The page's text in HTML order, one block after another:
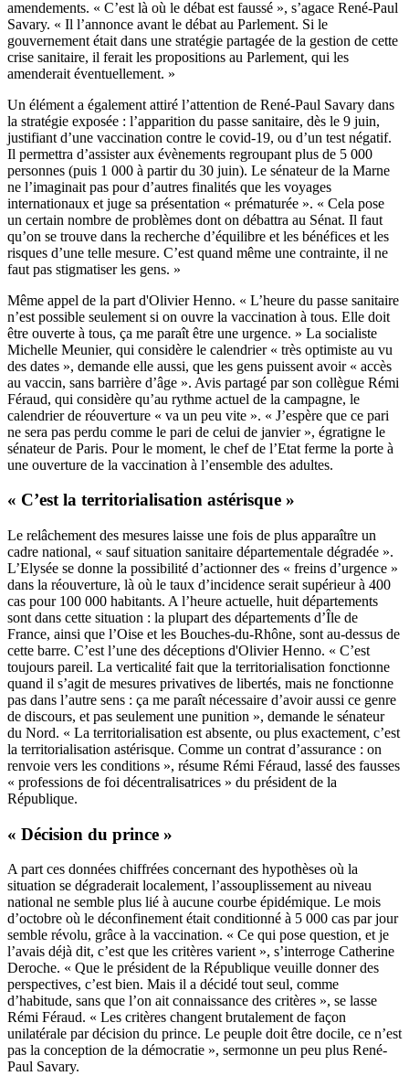
amendements. « C’est là où le débat est faussé », s’agace René-Paul
Savary. « Il l’annonce avant le débat au Parlement. Si le
gouvernement était dans une stratégie partagée de la gestion de cette
crise sanitaire, il ferait les propositions au Parlement, qui les
amenderait éventuellement. »
Un élément a également attiré l’attention de René-Paul Savary dans
la stratégie exposée : l’apparition du passe sanitaire, dès le 9 juin,
justifiant d’une vaccination contre le covid-19, ou d’un test négatif.
Il permettra d’assister aux évènements regroupant plus de 5 000
personnes (puis 1 000 à partir du 30 juin). Le sénateur de la Marne
ne l’imaginait pas pour d’autres finalités que les voyages
internationaux et juge sa présentation « prématurée ». « Cela pose
un certain nombre de problèmes dont on débattra au Sénat. Il faut
qu’on se trouve dans la recherche d’équilibre et les bénéfices et les
risques d’une telle mesure. C’est quand même une contrainte, il ne
faut pas stigmatiser les gens. »
Même appel de la part d'Olivier Henno. « L’heure du passe sanitaire
n’est possible seulement si on ouvre la vaccination à tous. Elle doit
être ouverte à tous, ça me paraît être une urgence. » La socialiste
Michelle Meunier, qui considère le calendrier « très optimiste au vu
des dates », demande elle aussi, que les gens puissent avoir « accès
au vaccin, sans barrière d’âge ». Avis partagé par son collègue Rémi
Féraud, qui considère qu’au rythme actuel de la campagne, le
calendrier de réouverture « va un peu vite ». « J’espère que ce pari
ne sera pas perdu comme le pari de celui de janvier », égratigne le
sénateur de Paris. Pour le moment, le chef de l’Etat ferme la porte à
une ouverture de la vaccination à l’ensemble des adultes.
« C’est la territorialisation astérisque »
Le relâchement des mesures laisse une fois de plus apparaître un
cadre national, « sauf situation sanitaire départementale dégradée ».
L’Elysée se donne la possibilité d’actionner des « freins d’urgence »
dans la réouverture, là où le taux d’incidence serait supérieur à 400
cas pour 100 000 habitants. A l’heure actuelle, huit départements
sont dans cette situation : la plupart des départements d’Île de
France, ainsi que l’Oise et les Bouches-du-Rhône, sont au-dessus de
cette barre. C’est l’une des déceptions d'Olivier Henno. « C’est
toujours pareil. La verticalité fait que la territorialisation fonctionne
quand il s’agit de mesures privatives de libertés, mais ne fonctionne
pas dans l’autre sens : ça me paraît nécessaire d’avoir aussi ce genre
de discours, et pas seulement une punition », demande le sénateur
du Nord. « La territorialisation est absente, ou plus exactement, c’est
la territorialisation astérisque. Comme un contrat d’assurance : on
renvoie vers les conditions », résume Rémi Féraud, lassé des fausses
« professions de foi décentralisatrices » du président de la
République.
« Décision du prince »
A part ces données chiffrées concernant des hypothèses où la
situation se dégraderait localement, l’assouplissement au niveau
national ne semble plus lié à aucune courbe épidémique. Le mois
d’octobre où le déconfinement était conditionné à 5 000 cas par jour
semble révolu, grâce à la vaccination. « Ce qui pose question, et je
l’avais déjà dit, c’est que les critères varient », s’interroge Catherine
Deroche. « Que le président de la République veuille donner des
perspectives, c’est bien. Mais il a décidé tout seul, comme
d’habitude, sans que l’on ait connaissance des critères », se lasse
Rémi Féraud. « Les critères changent brutalement de façon
unilatérale par décision du prince. Le peuple doit être docile, ce n’est
pas la conception de la démocratie », sermonne un peu plus René-
Paul Savary.